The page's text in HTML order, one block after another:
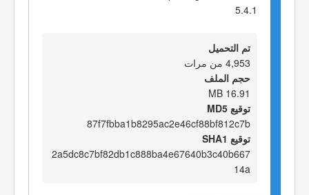
5.4.1
تم التحميل
4,953 من مرات
حجم الملف
16.91 MB
توقيع MD5
87f7fbba1b8295ac2e46cf88bf812c7b
توقيع SHA1
2a5dc8c7bf82db1c888ba4e67640b3c40b667
14a